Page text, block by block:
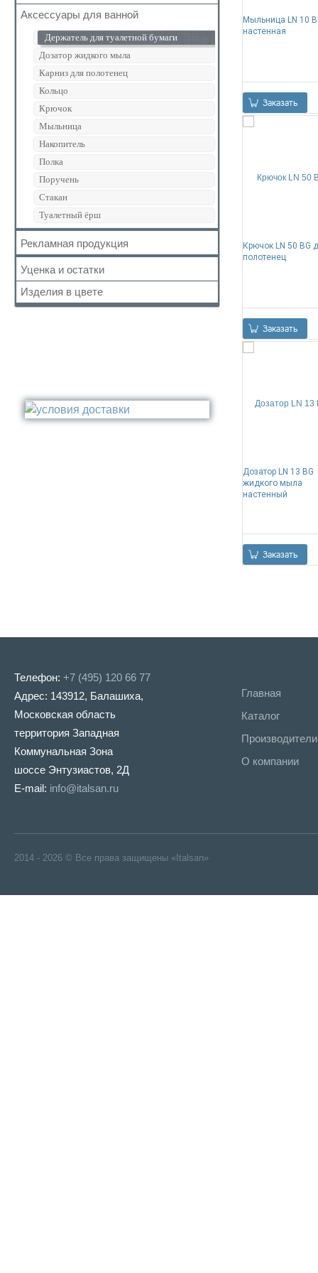
Система инсталяции
Сиденье для унитаза
Для ванны
Для кухни
Для умывальника
Для биде
Душевой гарнитур
Смесительный узел BUILT-IN-BOX
Дивертор
Кран-буксы
Кронштейн
Маховики
Отвод
Ручки
Шланг для душа
Эксцентрик
Крепление
Душевая головка
Душевая лейка
Душевая лейка с подсветкой
Душевая стойка
Отвод для душа
Стойка для стационарного душа
Форсунка для душевой кабины
Аксессуары для ванной
Держатель для туалетной бумаги
Дозатор жидкого мыла
Карниз для полотенец
Кольцо
Крючок
Мыльница
Накопитель
Полка
Поручень
Стакан
Туалетный ёрш
Рекламная продукция
Уценка и остатки
Складские остатки
Уценённый товар
Изделия в цвете
Медь
Никель
Мыльница LN 10
настенная
Заказать
Крючок LN 50 BG
полотенец
Заказать
Дозатор LN 13 BG
жидкого мыла
настенный
Заказать
Телефон: +7 (495) 120 66 77
Адрес: 143912, Балашиха,
Московская область
территория Западная
Коммунальная Зона
шоссе Энтузиастов, 2Д
E-mail: info@italsan.ru
Главная
Каталог
Производители
О компании
2014 - 2026 © Все права защищены «Italsan»